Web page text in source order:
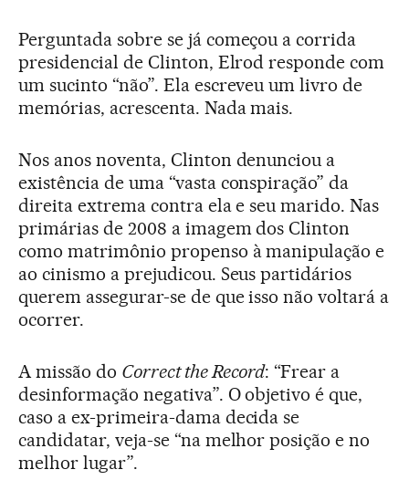
Perguntada sobre se já começou a corrida
presidencial de Clinton, Elrod responde com
um sucinto “não”. Ela escreveu um livro de
memórias, acrescenta. Nada mais.
Nos anos noventa, Clinton denunciou a
existência de uma “vasta conspiração” da
direita extrema contra ela e seu marido. Nas
primárias de 2008 a imagem dos Clinton
como matrimônio propenso à manipulação e
ao cinismo a prejudicou. Seus partidários
querem assegurar-se de que isso não voltará a
ocorrer.
A missão do Correct the Record: “Frear a
desinformação negativa”. O objetivo é que,
caso a ex-primeira-dama decida se
candidatar, veja-se “na melhor posição e no
melhor lugar”.